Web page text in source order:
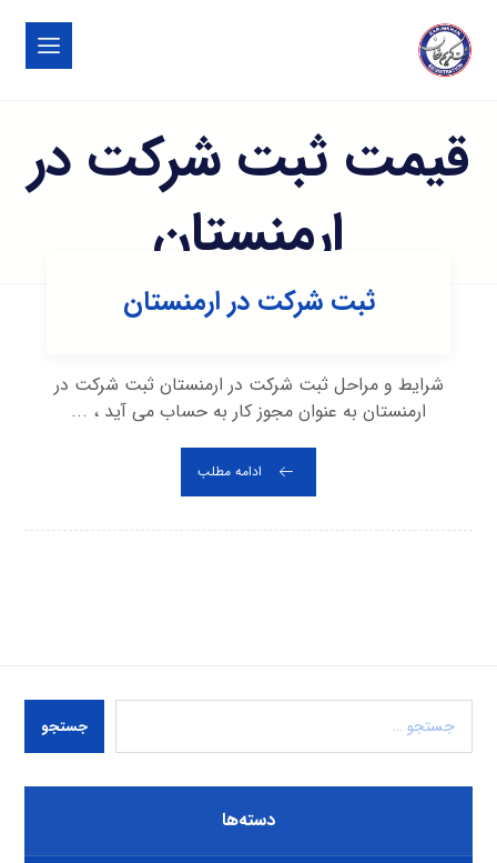
قیمت ثبت شرکت در
ارمنستان
ثبت شرکت در ارمنستان
شرایط و مراحل ثبت شرکت در ارمنستان ثبت شرکت در
ارمنستان به عنوان مجوز کار به حساب می آید ، ...
ادامه مطلب
جستجو
دسته‌ها